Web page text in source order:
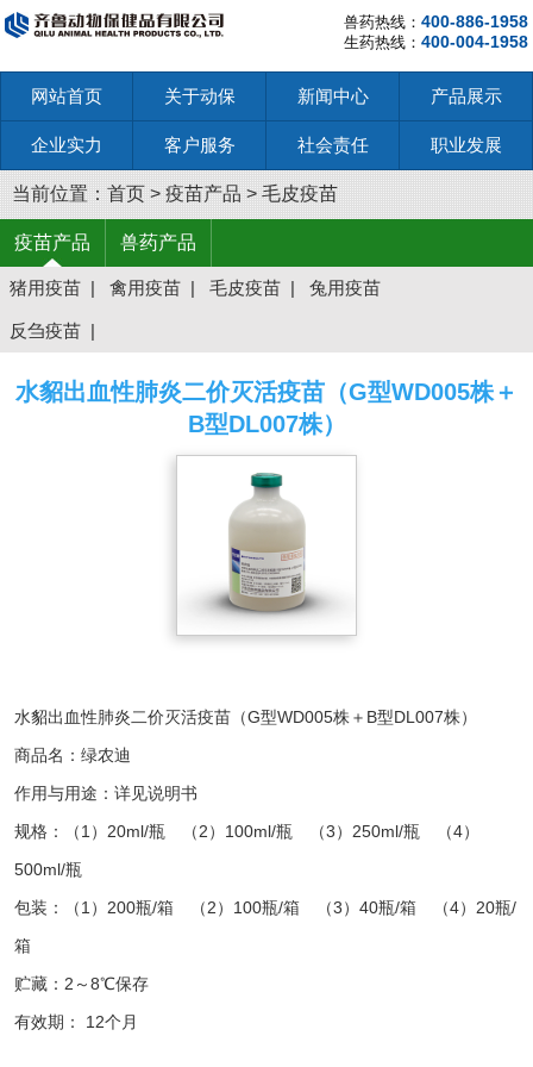
兽药热线： 400-886-1958
生药热线： 400-004-1958
网站首页 关于动保 新闻中心 产品展示
企业实力 客户服务 社会责任 职业发展
当前位置： 首页 > 疫苗产品 > 毛皮疫苗
疫苗产品 兽药产品
猪用疫苗 | 禽用疫苗 | 毛皮疫苗 | 兔用疫苗
反刍疫苗 |
水貂出血性肺炎二价灭活疫苗（G型WD005株＋
B型DL007株）
水貂出血性肺炎二价灭活疫苗（G型WD005株＋B型DL007株）
商品名：绿农迪
作用与用途：详见说明书
规格：（1）20ml/瓶 （2）100ml/瓶 （3）250ml/瓶 （4）
500ml/瓶
包装：（1）200瓶/箱 （2）100瓶/箱 （3）40瓶/箱 （4）20瓶/
箱
贮藏：2～8℃保存
有效期： 12个月